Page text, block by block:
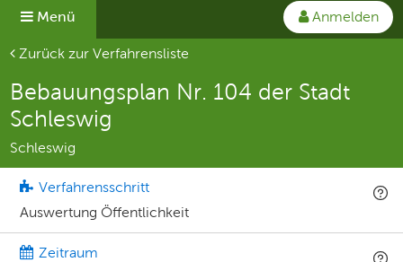
Menü
Anmelden
Aktuelle Seite
Zurück zur Verfahrensliste
Bebauungsplan Nr. 104 der Stadt
Schleswig
Schleswig
Verfahrensschritt
Auswertung Öffentlichkeit
Zeitraum